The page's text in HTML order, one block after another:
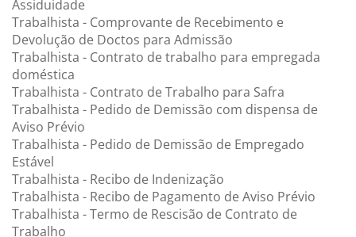
Assiduidade
Trabalhista - Comprovante de Recebimento e
Devolução de Doctos para Admissão
Trabalhista - Contrato de trabalho para empregada
doméstica
Trabalhista - Contrato de Trabalho para Safra
Trabalhista - Pedido de Demissão com dispensa de
Aviso Prévio
Trabalhista - Pedido de Demissão de Empregado
Estável
Trabalhista - Recibo de Indenização
Trabalhista - Recibo de Pagamento de Aviso Prévio
Trabalhista - Termo de Rescisão de Contrato de
Trabalho